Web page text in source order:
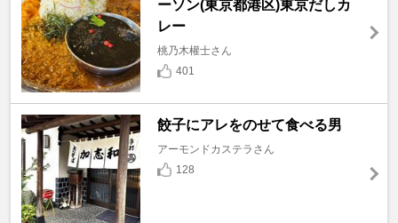
ーソン(東京都港区)東京だしカ
レー
桃乃木權士さん
401
餃子にアレをのせて食べる男
アーモンドカステラさん
128